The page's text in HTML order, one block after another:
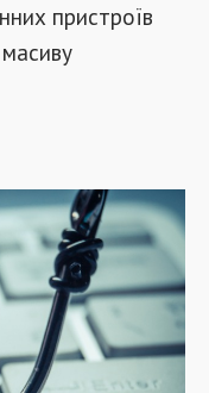
пристроїв